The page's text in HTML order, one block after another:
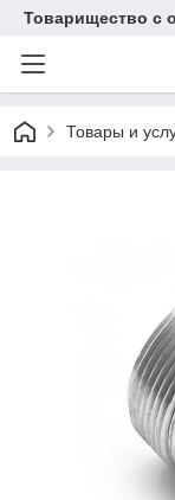
Товарищество с
Товары и